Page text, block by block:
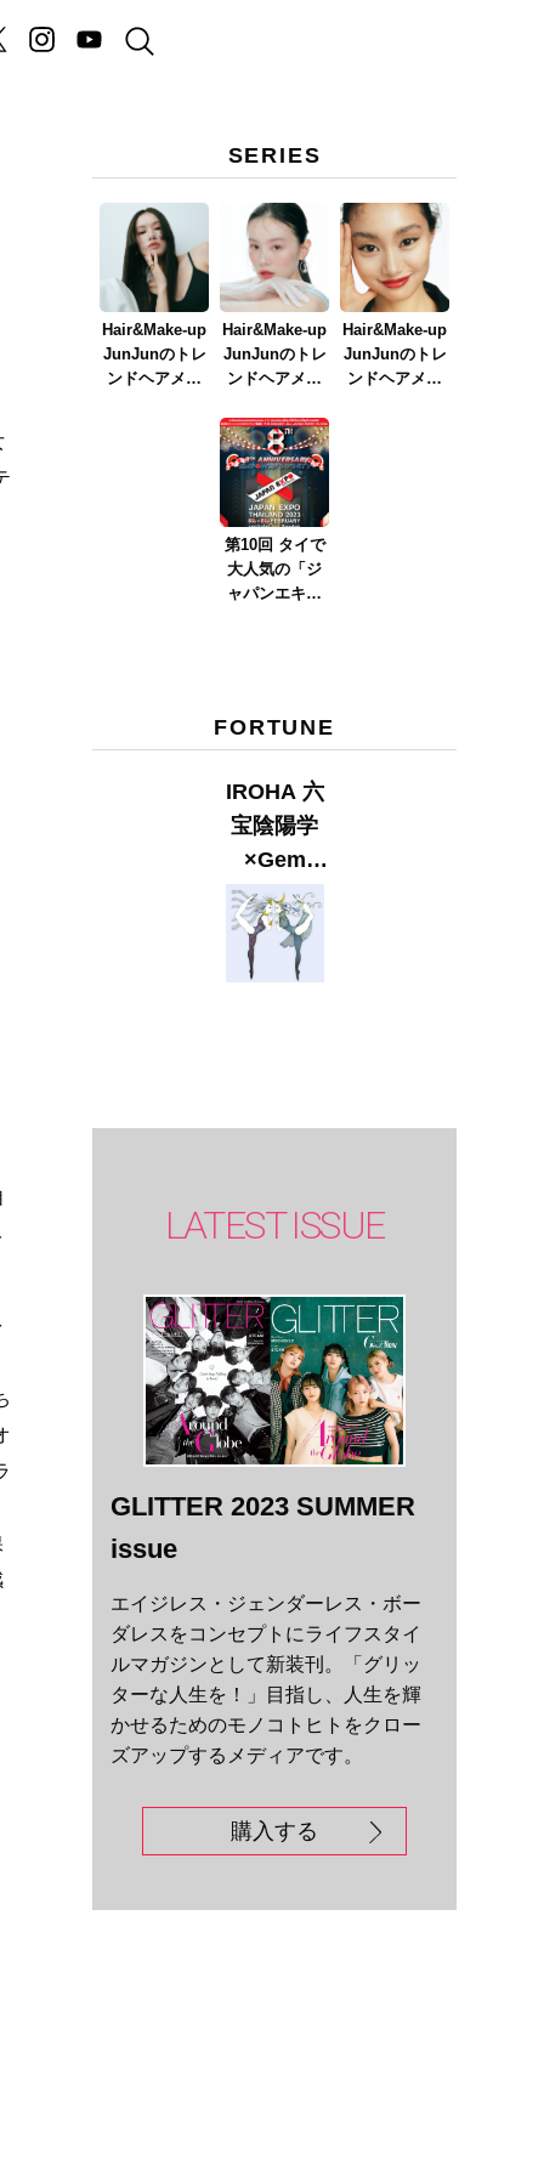
SERIES
Hair&Make-up
JunJunのトレ
ンドヘアメイ
Hair&Make-up
JunJunのトレ
ンドヘアメイ
イク
ver.2023』
Hair&Make-up
JunJunのトレ
ンドヘアメイ
第10回 タイで
大人気の「ジ
ャパンエキス
FORTUNE
IROHA 六
宝陰陽学
×Gem
Muse
【GLITTER
2023
LATEST ISSUE
GLITTER 2023 SUMMER
issue
エイジレス・ジェンダーレス・ボー
ダレスをコンセプトにライフスタイ
ルマガジンとして新装刊。「グリッ
ターな人生を！」目指し、人生を輝
かせるためのモノコトヒトをクロー
ズアップするメディアです。
購入する